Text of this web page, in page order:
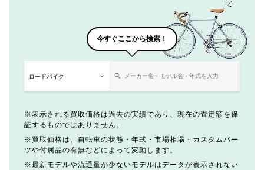
今すぐここから検索！
表示される買取価格は過去の実績であり、現在の査定額を保
証するものではありません。
買取価格は、自転車の状態・年式・市場相場・カスタムパー
ツや付属品の有無などによって変動します。
最新モデルや流通量が少ないモデルはデータが表示されない